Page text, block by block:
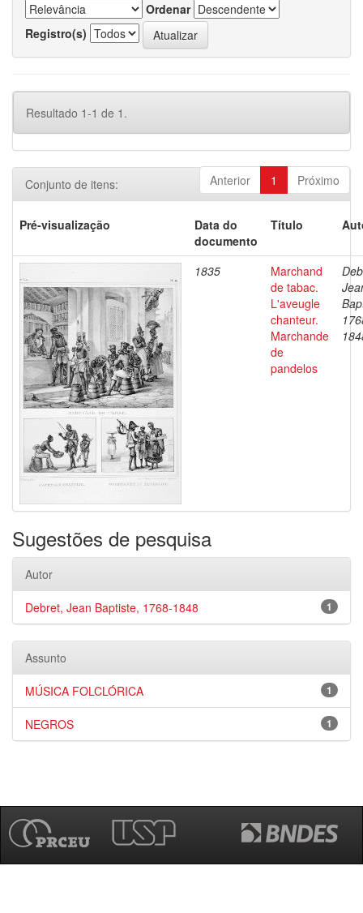
Ordenar
Registro(s)
Resultado 1-1 de 1.
Anterior 1 Próximo
Conjunto de itens:
Pré-visualização
Data do
documento
Título
1835
Marchand
de tabac.
L'aveugle
chanteur.
Marchande
de
pandelos
Sugestões de pesquisa
Autor
1
Debret, Jean Baptiste, 1768-1848
Assunto
1
MÚSICA FOLCLÓRICA
1
NEGROS